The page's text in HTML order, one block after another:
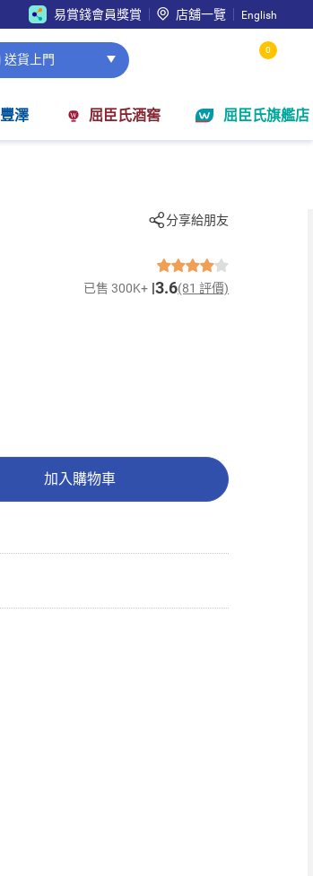
易賞錢會員獎賞 店舖一覽 English
送貨上門
0
豐澤 屈臣氏酒窖 屈臣氏旗艦店
分享給朋友
已售 300K+ 3.6(81 評價)
加入購物車